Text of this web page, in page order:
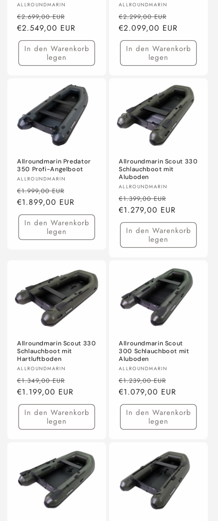
Anbieter:
ALLROUNDMARIN
Normaler
Preis
€2.699,00 EUR
Verkaufspreis
€2.549,00 EUR
In den Warenkorb
legen
Anbieter:
ALLROUNDMARIN
Normaler
Preis
€2.299,00 EUR
€2.099,00 EUR
In den Warenkorb
legen
Allroundmarin Predator
350 Profi-Angelboot
Anbieter:
ALLROUNDMARIN
Normaler
Preis
€1.999,00 EUR
€1.899,00 EUR
In den Warenkorb
legen
Allroundmarin Scout 330
Schlauchboot mit
Aluboden
Anbieter:
ALLROUNDMARIN
Normaler
Preis
€1.399,00 EUR
€1.279,00 EUR
In den Warenkorb
legen
Allroundmarin Scout 330
Schlauchboot mit
Hartluftboden
Anbieter:
ALLROUNDMARIN
Normaler
Preis
€1.349,00 EUR
Verkaufspreis
€1.199,00 EUR
In den Warenkorb
legen
Allroundmarin Scout
300 Schlauchboot mit
Aluboden
Anbieter:
ALLROUNDMARIN
Normaler
Preis
€1.239,00 EUR
€1.079,00 EUR
In den Warenkorb
legen